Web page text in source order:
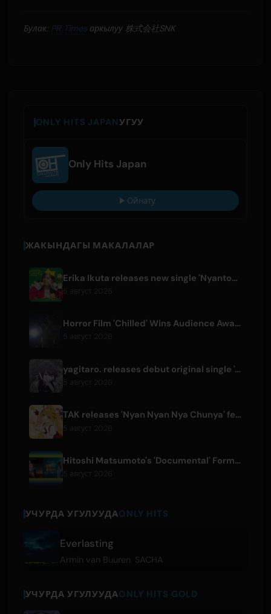
Булак: PR Timesаркылуу 株式会社SNK
ONLY HITS JAPANУГУУ
Only Hits Japan
Ойнату
ЖАКЫНДАГЫ МАКАЛАЛАР
Erika Ikuta releases new single 'Nyantokanyaruru' for children's book 'Fumikiri Neko'
Horror Film 'Chilled' Wins Audience Award at Fantasia Festival
yagitaro. releases debut original single 'Aria.' with Suda Keina
TAK releases 'Nyan Nyan Nya Chunya' featuring Kotoha for Zenless Zone Zero
Hitoshi Matsumoto's 'Documental' Format to Launch US Version
УЧУРДА УГУЛУУДАONLY HITS
Everlasting
Armin van Buuren SACHA
УЧУРДА УГУЛУУДАONLY HITS GOLD